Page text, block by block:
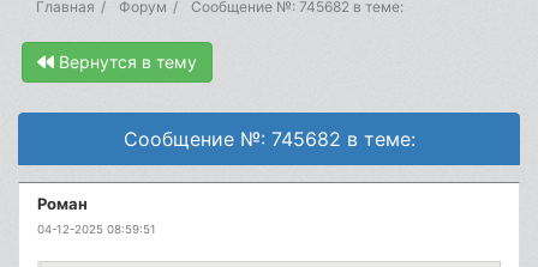
Главная Форум Сообщение №: 745682 в теме:
Вернутся в тему
Сообщение №: 745682 в теме:
Роман
04-12-2025 08:59:51